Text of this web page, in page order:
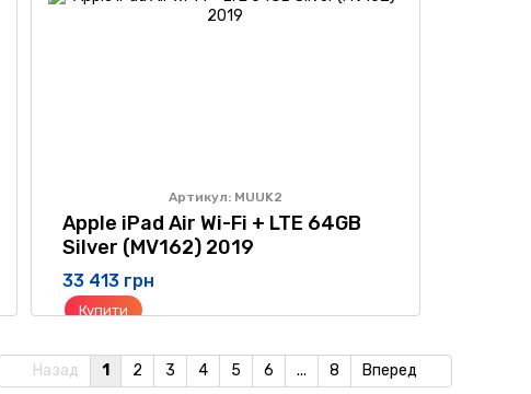
Артикул: MUUK2
Apple iPad Air Wi-Fi + LTE 64GB
Silver (MV162) 2019
33 413 грн
Купити
Назад 1 2 3 4 5 6 ... 8 Вперед